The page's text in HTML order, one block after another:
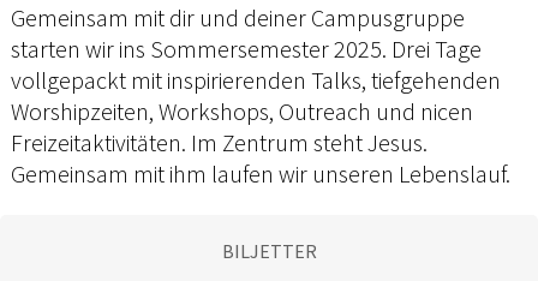
Gemeinsam mit dir und deiner Campusgruppe
starten wir ins Sommersemester 2025. Drei Tage
vollgepackt mit inspirierenden Talks, tiefgehenden
Worshipzeiten, Workshops, Outreach und nicen
Freizeitaktivitäten. Im Zentrum steht Jesus.
Gemeinsam mit ihm laufen wir unseren Lebenslauf.
BILJETTER